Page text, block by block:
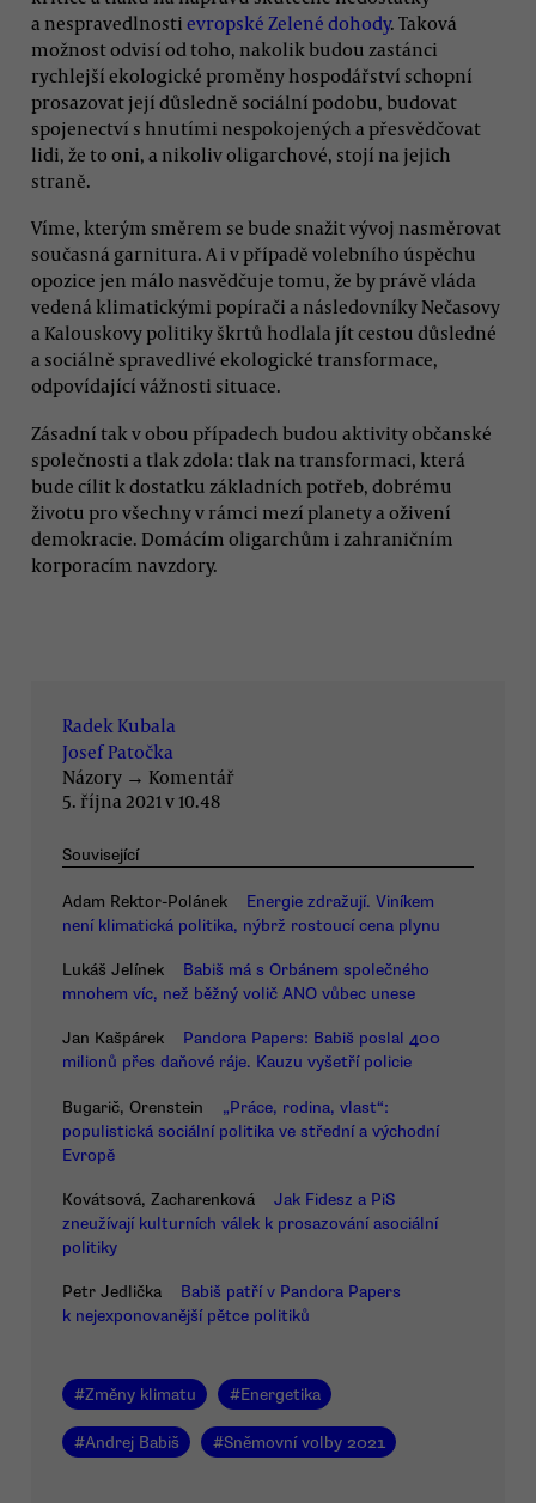
a nespravedlnosti evropské Zelené dohody. Taková
možnost odvisí od toho, nakolik budou zastánci
rychlejší ekologické proměny hospodářství schopní
prosazovat její důsledně sociální podobu, budovat
spojenectví s hnutími nespokojených a přesvědčovat
lidi, že to oni, a nikoliv oligarchové, stojí na jejich
straně.
Víme, kterým směrem se bude snažit vývoj nasměrovat
současná garnitura. A i v případě volebního úspěchu
opozice jen málo nasvědčuje tomu, že by právě vláda
vedená klimatickými popírači a následovníky Nečasovy
a Kalouskovy politiky škrtů hodlala jít cestou důsledné
a sociálně spravedlivé ekologické transformace,
odpovídající vážnosti situace.
Zásadní tak v obou případech budou aktivity občanské
společnosti a tlak zdola: tlak na transformaci, která
bude cílit k dostatku základních potřeb, dobrému
životu pro všechny v rámci mezí planety a oživení
demokracie. Domácím oligarchům i zahraničním
korporacím navzdory.
Radek Kubala
Josef Patočka
Názory → Komentář
5. října 2021 v 10.48
Související
Adam Rektor-Polánek
Energie zdražují. Viníkem
není klimatická politika, nýbrž rostoucí cena plynu
Lukáš Jelínek
Babiš má s Orbánem společného
mnohem víc, než běžný volič ANO vůbec unese
Jan Kašpárek
Pandora Papers: Babiš poslal 400
milionů přes daňové ráje. Kauzu vyšetří policie
Bugarič, Orenstein
„Práce, rodina, vlast“:
populistická sociální politika ve střední a východní
Evropě
Kovátsová, Zacharenková
Jak Fidesz a PiS
zneužívají kulturních válek k prosazování asociální
politiky
Petr Jedlička
Babiš patří v Pandora Papers
k nejexponovanější pětce politiků
#Změny klimatu #Energetika
#Andrej Babiš #Sněmovní volby 2021